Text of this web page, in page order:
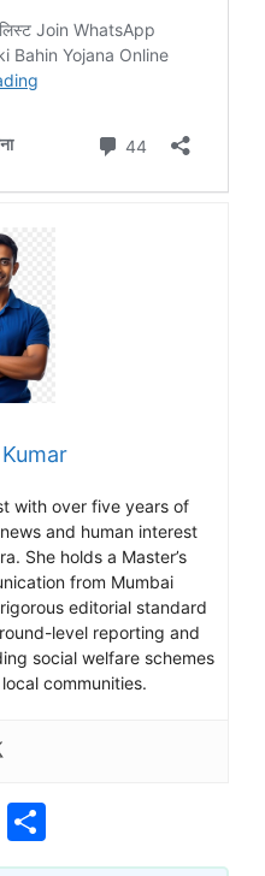
with over five years of
and human interest
She holds a Master’s
from Mumbai
editorial standard
level reporting and
social welfare schemes
communities.
W
h